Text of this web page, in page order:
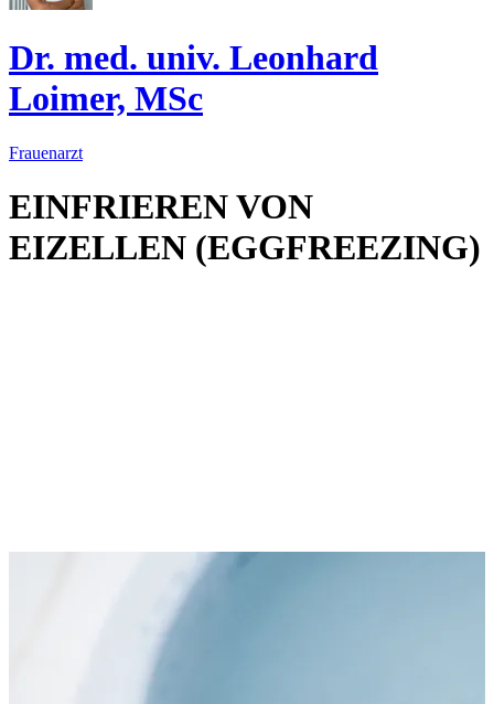
Dr. med. univ. Leonhard
Loimer, MSc
Frauenarzt
EINFRIEREN VON
EIZELLEN (EGGFREEZING)